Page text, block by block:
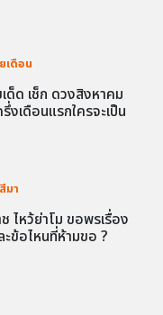
เดือน
ด็ด เช็ก ดวงสิงหาคม
งเดือนแรกใครจะเป็น
มา
ไหว้ย่าโม ขอพรเรื่อง
ะข้อไหนที่ห้ามขอ ?